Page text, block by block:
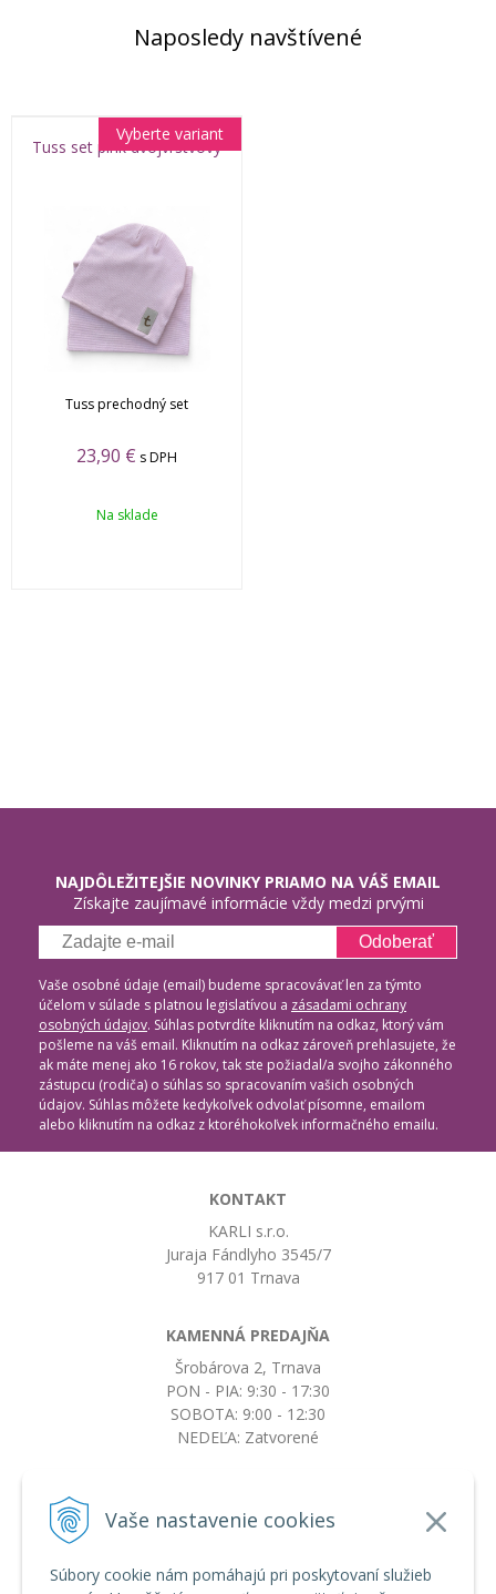
Vaše nastavenie cookies
Súbory cookie nám pomáhajú pri poskytovaní služieb
Naposledy navštívené
Tuss set pink dvojvrstvový
Tuss prechodný set
23,90 € s DPH
Vyberte variant
Na sklade
NAJDÔLEŽITEJŠIE NOVINKY PRIAMO NA VÁŠ EMAIL
Získajte zaujímavé informácie vždy medzi prvými
Odoberať
Vaše osobné údaje (email) budeme spracovávať len za týmto
účelom v súlade s platnou legislatívou a zásadami ochrany
osobných údajov. Súhlas potvrdíte kliknutím na odkaz, ktorý vám
pošleme na váš email. Kliknutím na odkaz zároveň prehlasujete, že
ak máte menej ako 16 rokov, tak ste požiadal/a svojho zákonného
zástupcu (rodiča) o súhlas so spracovaním vašich osobných
údajov. Súhlas môžete kedykoľvek odvolať písomne, emailom
alebo kliknutím na odkaz z ktoréhokoľvek informačného emailu.
KONTAKT
KARLI s.r.o.
Juraja Fándlyho 3545/7
917 01 Trnava
KAMENNÁ PREDAJŇA
Šrobárova 2, Trnava
PON - PIA: 9:30 - 17:30
SOBOTA: 9:00 - 12:30
NEDEĽA: Zatvorené
objednavky@botkydorobotky.sk